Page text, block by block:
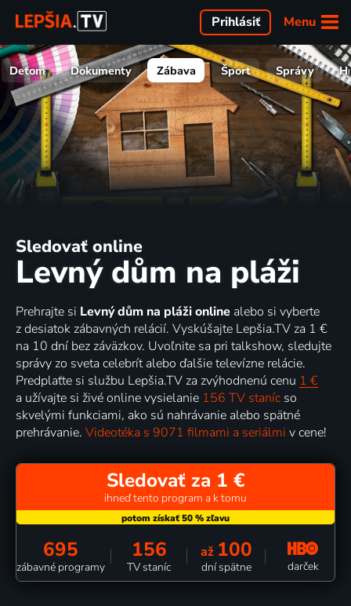
Menu
Prihlásiť
Deťom Dokumenty Zábava Šport Správy
Sledovať online
Levný dům na pláži
Prehrajte si Levný dům na pláži online alebo si vyberte
z desiatok zábavných relácií. Vyskúšajte Lepšia.TV za 1 €
na 10 dní bez záväzkov. Uvoľnite sa pri talkshow, sledujte
správy zo sveta celebrít alebo ďalšie televízne relácie.
Predplaťte si službu Lepšia.TV za zvýhodnenú cenu 1 €
a užívajte si živé online vysielanie 156 TV staníc so
skvelými funkciami, ako sú nahrávanie alebo spätné
prehrávanie. Videotéka s 9071 filmami a seriálmi v cene!
Sledovať za 1 €
ihneď tento program a k tomu
695
zábavné programy
156
TV staníc
až 100
dní spätne darček